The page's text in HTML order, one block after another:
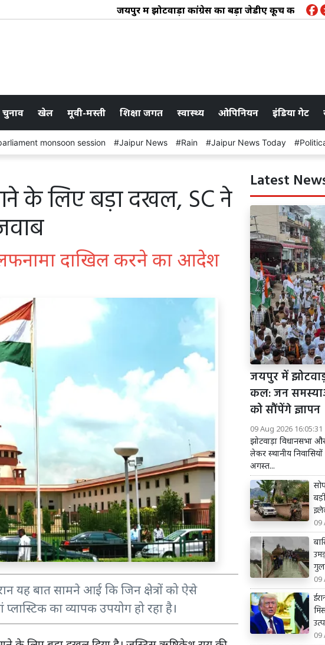
जयपुर में झोटवाड़ा कांग्रेस का बड़ा जेडीए कूच कल: जन
चुनाव खेल मूवी-मस्ती शिक्षा जगत स्वास्थ्य ओपिनियन इंडिया गेट
monsoon session Jaipur News Rain Jaipur News Today
के लिए बड़ा दखल, SC ने
दाखिल करने का आदेश
यह बात सामने आई कि जिन क्षेत्रों को ऐसे
का व्यापक उपयोग हो रहा है।
Latest
जयपुर में
कल: जन
को सौंपेंगे ज्ञापन
09 Aug 2026 16:05:31
झोटवाड़ा विधानसभा
लेकर स्थानीय
अगस्त...
09
09
09